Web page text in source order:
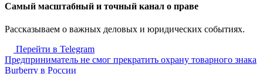
Cамый масштабный и точный канал о праве
Рассказываем о важных деловых и юридических событиях.
Перейти в Telegram
Предприниматель не смог прекратить охрану товарного знака
Burberry в России